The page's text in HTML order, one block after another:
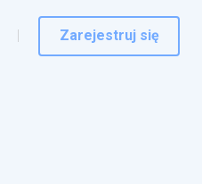
Zarejestruj się